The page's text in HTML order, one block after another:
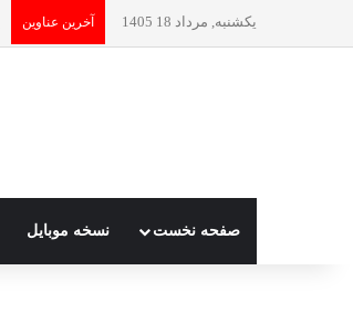
یکشنبه, مرداد 18 1405 آخرین عناوین
صفحه نخست نسخه موبایل